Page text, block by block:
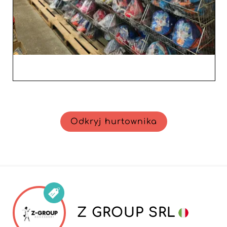
Odkryj hurtownika
Z GROUP SRL